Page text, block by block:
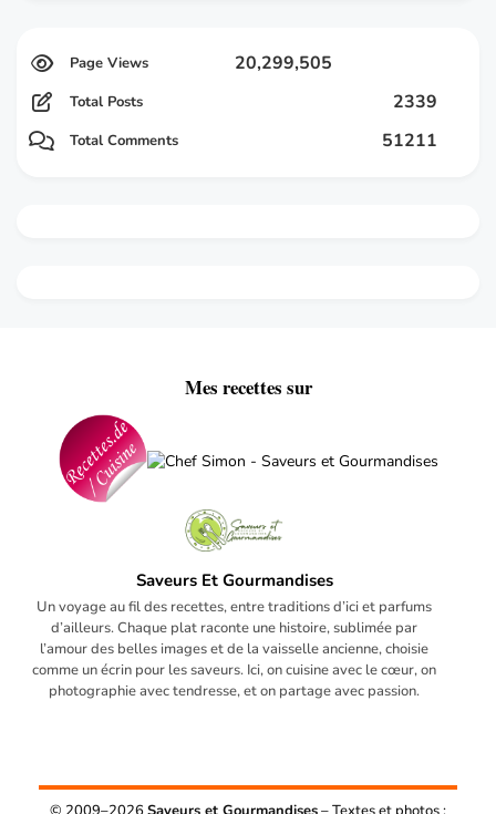
20,299,505
Total Posts 2339
Total Comments 51211
Mes recettes sur
Saveurs Et Gourmandises
Un voyage au fil des recettes, entre traditions d’ici et parfums
d’ailleurs. Chaque plat raconte une histoire, sublimée par
l’amour des belles images et de la vaisselle ancienne, choisie
comme un écrin pour les saveurs. Ici, on cuisine avec le cœur, on
photographie avec tendresse, et on partage avec passion.